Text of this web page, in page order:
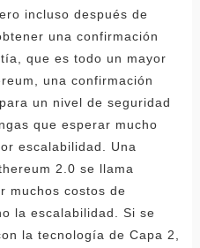
incluso después de
una confirmación
que es todo un mayor
una confirmación
un nivel de seguridad
que esperar mucho
escalabilidad. Una
2.0 se llama
muchos costos de
la escalabilidad. Si se
la tecnología de Capa 2,